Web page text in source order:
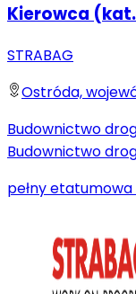
Kierowca
STRABAG
Ostróda,
Budownictwo
Budownictwo
pełny etat